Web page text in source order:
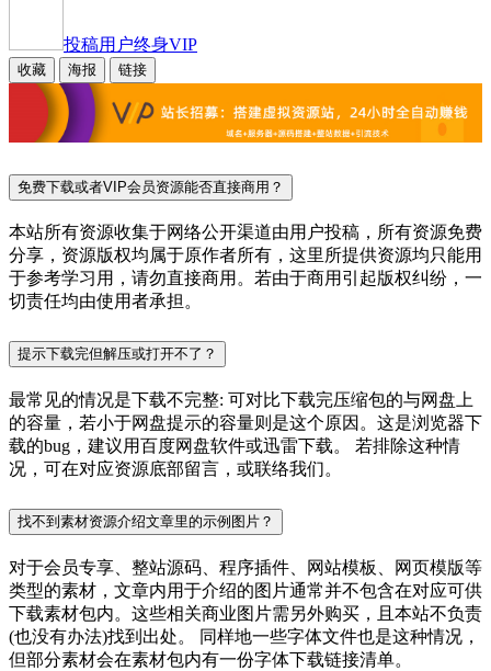
投稿用户终身VIP
收藏 海报 链接
免费下载或者VIP会员资源能否直接商用？
本站所有资源收集于网络公开渠道由用户投稿，所有资源免费
分享，资源版权均属于原作者所有，这里所提供资源均只能用
于参考学习用，请勿直接商用。若由于商用引起版权纠纷，一
切责任均由使用者承担。
提示下载完但解压或打开不了？
最常见的情况是下载不完整: 可对比下载完压缩包的与网盘上
的容量，若小于网盘提示的容量则是这个原因。这是浏览器下
载的bug，建议用百度网盘软件或迅雷下载。 若排除这种情
况，可在对应资源底部留言，或联络我们。
找不到素材资源介绍文章里的示例图片？
对于会员专享、整站源码、程序插件、网站模板、网页模版等
类型的素材，文章内用于介绍的图片通常并不包含在对应可供
下载素材包内。这些相关商业图片需另外购买，且本站不负责
(也没有办法)找到出处。 同样地一些字体文件也是这种情况，
但部分素材会在素材包内有一份字体下载链接清单。